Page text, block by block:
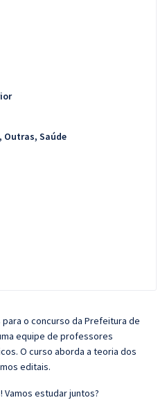
o concurso da Prefeitura de
equipe de professores
O curso aborda a teoria dos
editais.
Vamos estudar juntos?
Saúde